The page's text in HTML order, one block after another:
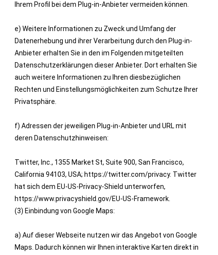
Ihrem Profil bei dem Plug-in-Anbieter vermeiden können.
e) Weitere Informationen zu Zweck und Umfang der
Datenerhebung und ihrer Verarbeitung durch den Plug-in-
Anbieter erhalten Sie in den im Folgenden mitgeteilten
Datenschutzerklärungen dieser Anbieter. Dort erhalten Sie
auch weitere Informationen zu Ihren diesbezüglichen
Rechten und Einstellungsmöglichkeiten zum Schutze Ihrer
Privatsphäre.
f) Adressen der jeweiligen Plug-in-Anbieter und URL mit
deren Datenschutzhinweisen:
Twitter, Inc., 1355 Market St, Suite 900, San Francisco,
California 94103, USA; https://twitter.com/privacy. Twitter
hat sich dem EU-US-Privacy-Shield unterworfen,
https://www.privacyshield.gov/EU-US-Framework.
(3) Einbindung von Google Maps:
a) Auf dieser Webseite nutzen wir das Angebot von Google
Maps. Dadurch können wir Ihnen interaktive Karten direkt in